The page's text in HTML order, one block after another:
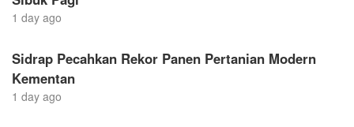
1 day ago
Sidrap Pecahkan Rekor Panen Pertanian Modern
Kementan
1 day ago